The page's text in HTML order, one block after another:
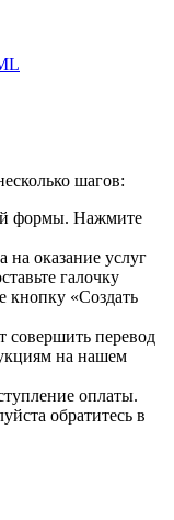
шагов:
формы. Нажмите
на оказание услуг
галочку
кнопку «Создать
совершить перевод
на нашем
оплаты.
обратитесь в